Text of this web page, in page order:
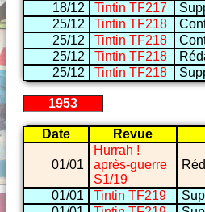
18/12
Tintin TF217
25/12
Tintin TF218
25/12
Tintin TF218
25/12
Tintin TF218
25/12
Tintin TF218
1953
Date Revue
01/01
Hurrah !
après-guerre
S1/19
01/01 Tintin TF219